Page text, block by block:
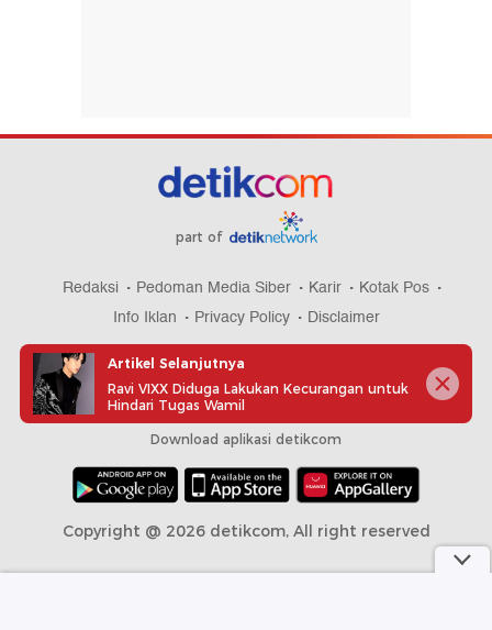
part of
Redaksi Pedoman Media Siber Karir
Kotak Pos
Info Iklan
Privacy Policy Disclaimer
Download aplikasi detikcom
Copyright @ 2026 detikcom, All right reserved
Artikel Selanjutnya
Ravi VIXX Diduga Lakukan Kecurangan untuk
Hindari Tugas Wamil